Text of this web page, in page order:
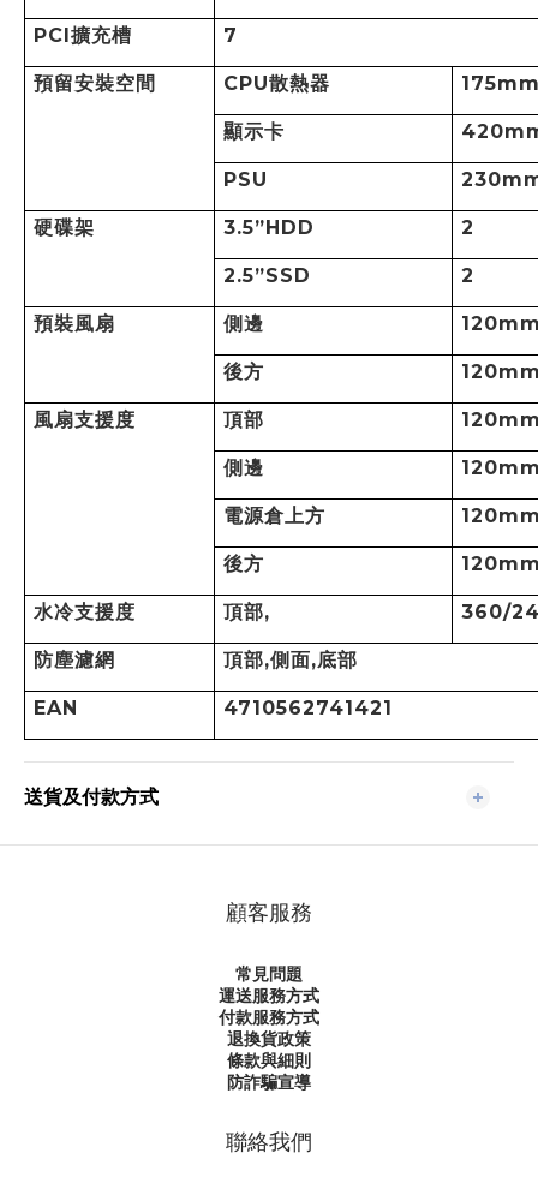
PCI擴充槽 7
預留安裝空間 CPU散熱器
顯示卡
PSU
硬碟架 3.5”HDD 2
2.5”SSD 2
預裝風扇 側邊
後方
風扇支援度 頂部
側邊
電源倉上方
後方
水冷支援度 頂部, 360/
防塵濾網 頂部,側面,底部
EAN 4710562741421
送貨及付款方式
顧客服務
常見問題
運送服務方式
付款服務方式
退換貨政策
條款與細則
防詐騙宣導
聯絡我們